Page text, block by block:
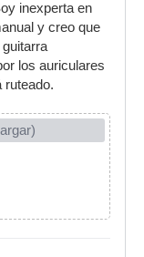
inexperta en
y creo que
los auriculares
ruteado.